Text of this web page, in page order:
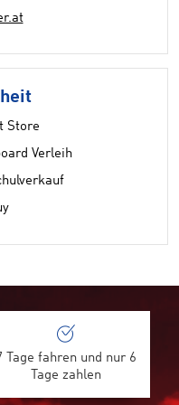
Store
Verleih
Tage fahren und nur 6
Tage zahlen